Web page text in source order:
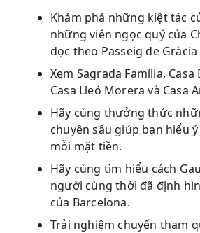
Khám phá những kiệt tác
những viên ngọc quý của
dọc theo Passeig de Gràcia
Xem Sagrada Família,
Casa Lleó Morera và Casa
Hãy cùng thưởng thức
chuyên sâu giúp bạn hiểu
mỗi mặt tiền.
Hãy cùng tìm hiểu cách
người cùng thời đã định
của Barcelona.
Trải nghiệm chuyến tham